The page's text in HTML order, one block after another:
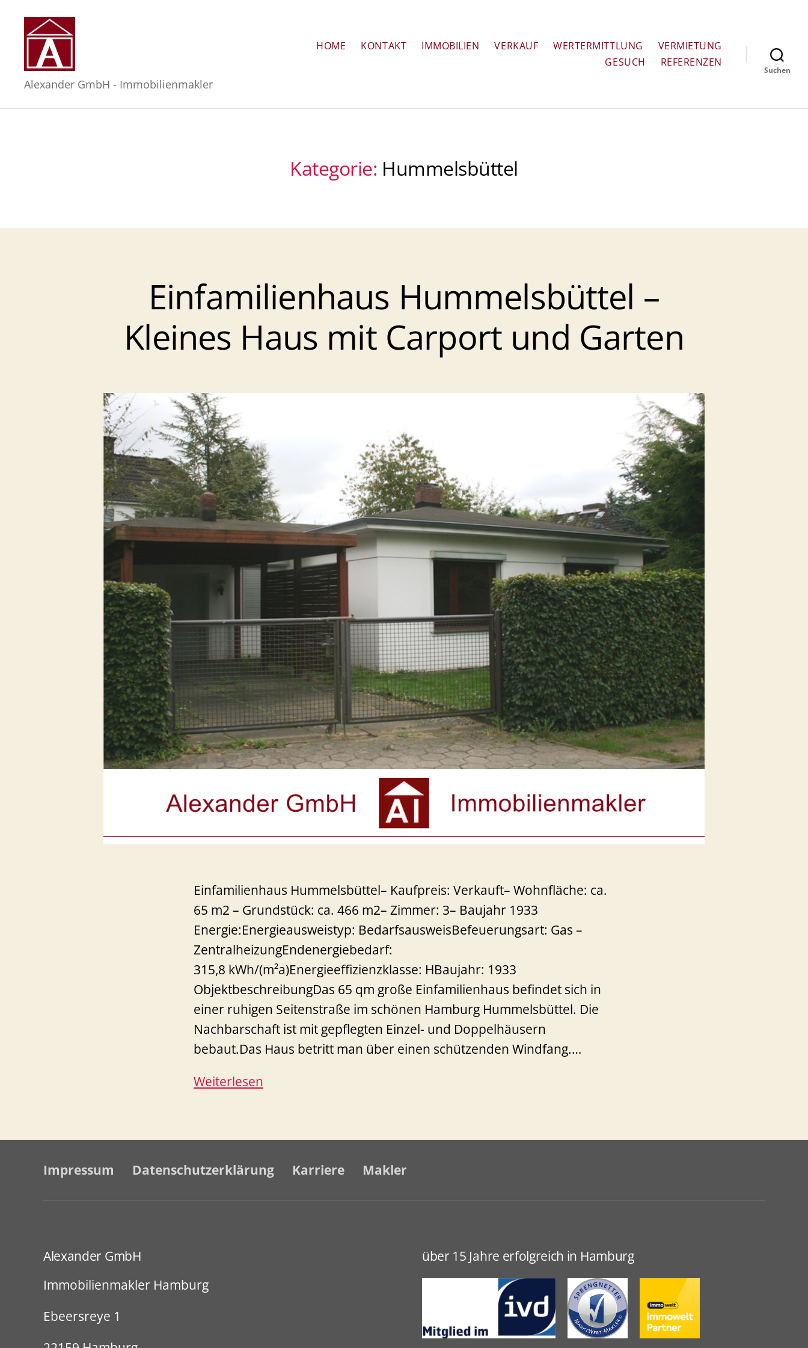
Alexander
GmbH
Alexander GmbH - Immobilienmakler
HOME KONTAKT IMMOBILIEN VERKAUF WERTERMITTLUNG
VERMIETUNG
GESUCH
REFERENZEN
Suchen
Kategorie: Hummelsbüttel
Einfamilienhaus Hummelsbüttel –
Kleines Haus mit Carport und Garten
Einfamilienhaus Hummelsbüttel– Kaufpreis: Verkauft– Wohnfläche: ca.
65 m2 – Grundstück: ca. 466 m2– Zimmer: 3– Baujahr 1933
Energie:Energieausweistyp: BedarfsausweisBefeuerungsart: Gas –
ZentralheizungEndenergiebedarf:
315,8 kWh/(m²a)Energieeffizienzklasse: HBaujahr: 1933
ObjektbeschreibungDas 65 qm große Einfamilienhaus befindet sich in
einer ruhigen Seitenstraße im schönen Hamburg Hummelsbüttel. Die
Nachbarschaft ist mit gepflegten Einzel- und Doppelhäusern
bebaut.Das Haus betritt man über einen schützenden Windfang.…
Weiterlesen
Kleines
mit
Impressum Datenschutzerklärung Karriere Makler
Alexander GmbH
Immobilienmakler Hamburg
Ebeersreye 1
über 15 Jahre erfolgreich in Hamburg